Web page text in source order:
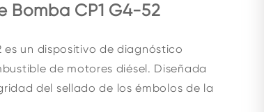
Bomba CP1 G4-52
es un dispositivo de diagnóstico
de motores diésel. Diseñada
del sellado de los émbolos de la